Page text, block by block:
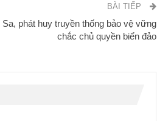
BÀI TIẾP
phát huy truyền thống bảo vệ vững
chắc chủ quyền biển đảo